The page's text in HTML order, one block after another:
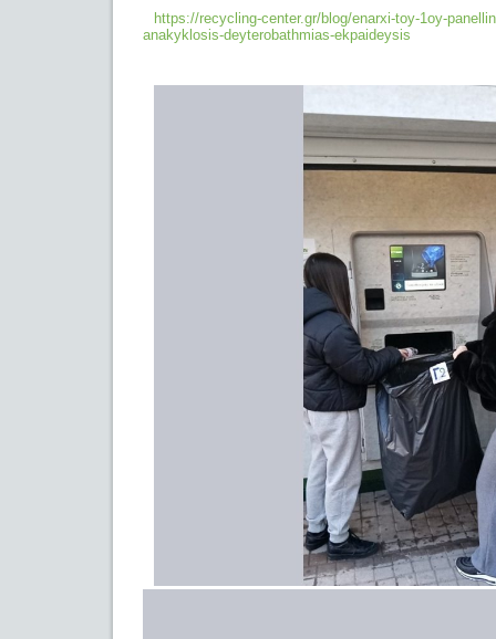
https://recycling-center.gr/blog/enarxi-toy-1oy-
anakyklosis-deyterobathmias-ekpaideysis